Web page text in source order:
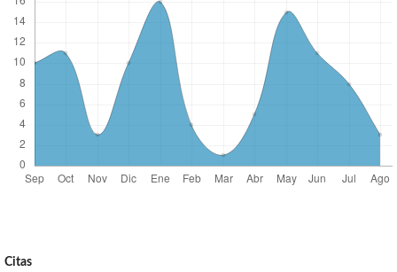
Citas